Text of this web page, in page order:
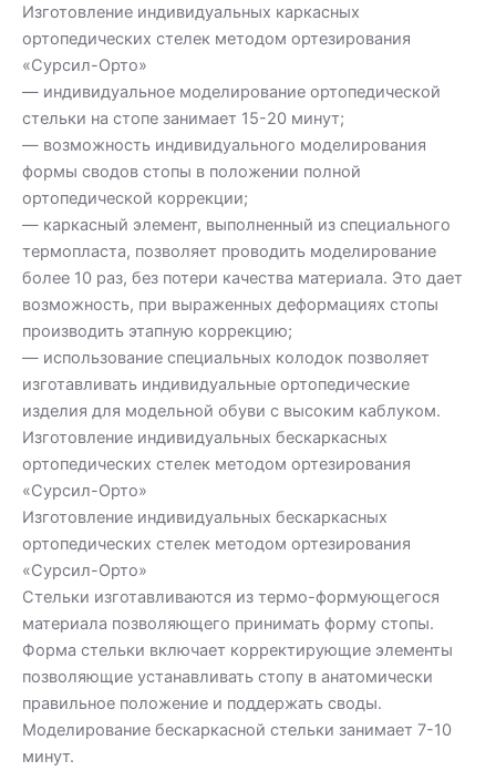
Изготовление индивидуальных каркасных
ортопедических стелек методом ортезирования
«Сурсил-Орто»
— индивидуальное моделирование ортопедической
стельки на стопе занимает 15-20 минут;
— возможность индивидуального моделирования
формы сводов стопы в положении полной
ортопедической коррекции;
— каркасный элемент, выполненный из специального
термопласта, позволяет проводить моделирование
более 10 раз, без потери качества материала. Это дает
возможность, при выраженных деформациях стопы
производить этапную коррекцию;
— использование специальных колодок позволяет
изготавливать индивидуальные ортопедические
изделия для модельной обуви с высоким каблуком.
Изготовление индивидуальных бескаркасных
ортопедических стелек методом ортезирования
«Сурсил-Орто»
Изготовление индивидуальных бескаркасных
ортопедических стелек методом ортезирования
«Сурсил-Орто»
Стельки изготавливаются из термо-формующегося
материала позволяющего принимать форму стопы.
Форма стельки включает корректирующие элементы
позволяющие устанавливать стопу в анатомически
правильное положение и поддержать своды.
Моделирование бескаркасной стельки занимает 7-10
минут.